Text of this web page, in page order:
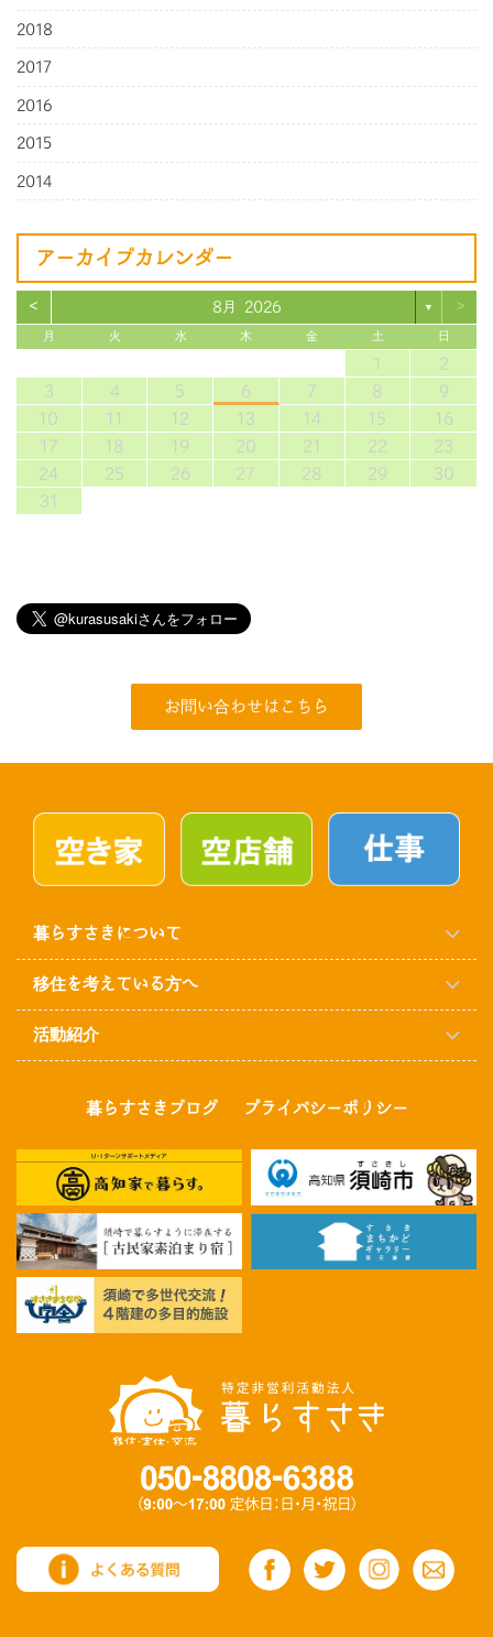
2018
2017
2016
2015
2014
アーカイブカレンダー
< 8月 2026 ▼ >
月 火 水 木 金 土 日
1
2
3
4 5 6 7 8
9
10
11 12 13 14 15
16
17
18 19 20 21 22
23
24
25 26 27 28 29
30
31
お問い合わせはこちら
暮らすさきについて
移住を考えている方へ
活動紹介
暮らすさきブログ プライバシーポリシー